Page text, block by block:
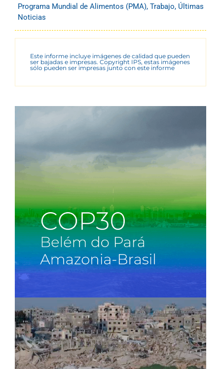
Programa Mundial de Alimentos (PMA), Trabajo, Últimas
Noticias
Este informe incluye imágenes de calidad que pueden
ser bajadas e impresas. Copyright IPS, estas imágenes
sólo pueden ser impresas junto con este informe